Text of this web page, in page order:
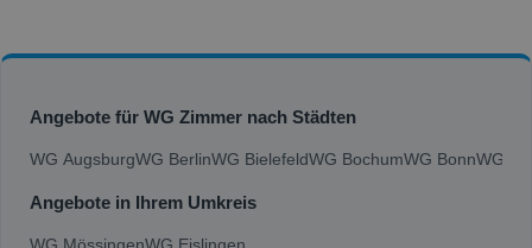
Angebote für WG Zimmer nach Städten
WG AugsburgWG BerlinWG BielefeldWG BochumWG BonnWG
Angebote in Ihrem Umkreis
WG MössingenWG Eislingen